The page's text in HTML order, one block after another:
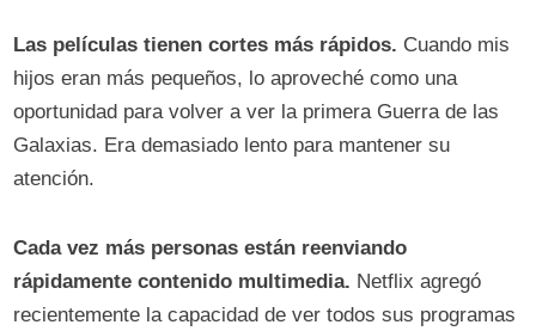
Las películas tienen cortes más rápidos. Cuando mis
hijos eran más pequeños, lo aproveché como una
oportunidad para volver a ver la primera Guerra de las
Galaxias. Era demasiado lento para mantener su
atención.
Cada vez más personas están reenviando
rápidamente contenido multimedia. Netflix agregó
recientemente la capacidad de ver todos sus programas